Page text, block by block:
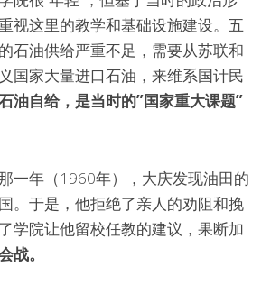
视这里的教学和基础设施建设。五
石油供给严重不足，需要从苏联和
国家大量进口石油，来维系国计民
油自给，是当时的”国家重大课题”
一年（1960年），大庆发现油田的
。于是，他拒绝了亲人的劝阻和挽
学院让他留校任教的建议，果断加
战。